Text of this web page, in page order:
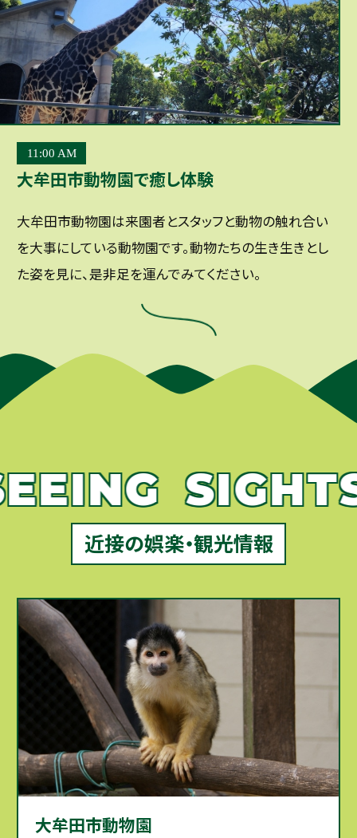
11:00 AM
大牟田市動物園で癒し体験
大牟田市動物園は来園者とスタッフと動物の触れ合い
を大事にしている動物園です。動物たちの生き生きとし
た姿を見に、是非足を運んでみてください。
近接の娯楽・観光情報
大牟田市動物園